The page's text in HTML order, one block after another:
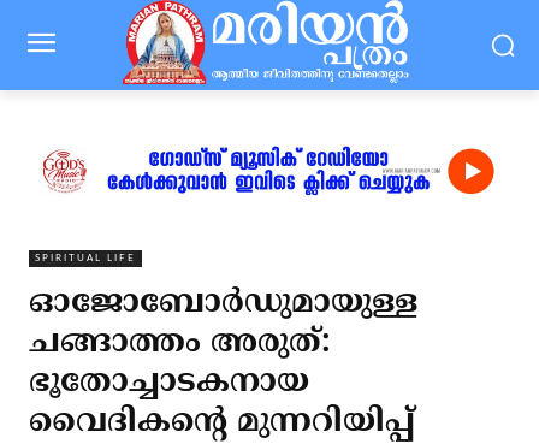
SPIRITUAL LIFE
ഓജോബോര്‍ഡുമായുള്ള
ചങ്ങാത്തം അരുത്:
ഭൂതോച്ചാടകനായ
വൈദികന്റെ മുന്നറിയിപ്പ്